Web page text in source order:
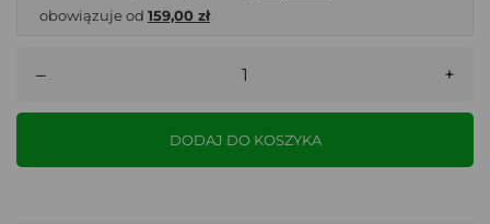
obowiązuje od 159,00 zł
– +
DODAJ DO KOSZYKA